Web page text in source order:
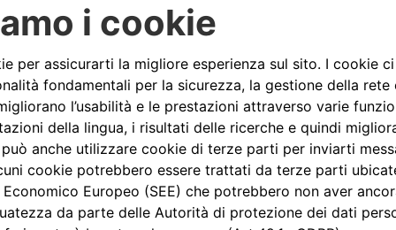
Lancia, un'auto dalla L maiuscola